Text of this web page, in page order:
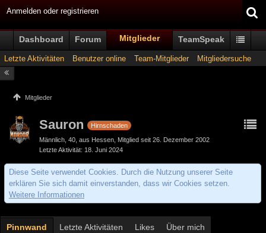
Anmelden oder registrieren
Dashboard Forum Mitglieder TeamSpeak
Letzte Aktivitäten Benutzer online Team-Mitglieder Mitgliedersuche
Mitglieder
Sauron
Hirnschaden
Männlich 40 aus Hessen Mitglied seit 26. Dezember 2002
Letzte Aktivität 18. Juni 2024
Diese Seite verwendet Cookies. Durch die Nutzung unserer Seite
erklären Sie sich damit einverstanden, dass wir Cookies setzen.
Weitere Informationen
Pinnwand Letzte Aktivitäten Likes Über mich